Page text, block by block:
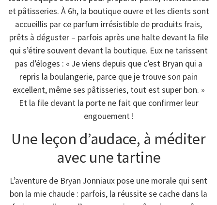
et pâtisseries. À 6h, la boutique ouvre et les clients sont
accueillis par ce parfum irrésistible de produits frais,
prêts à déguster – parfois après une halte devant la file
qui s’étire souvent devant la boutique. Eux ne tarissent
pas d’éloges : « Je viens depuis que c’est Bryan qui a
repris la boulangerie, parce que je trouve son pain
excellent, même ses pâtisseries, tout est super bon. »
Et la file devant la porte ne fait que confirmer leur
engouement !
Une leçon d’audace, à méditer
avec une tartine
L’aventure de Bryan Jonniaux pose une morale qui sent
bon la mie chaude : parfois, la réussite se cache dans la